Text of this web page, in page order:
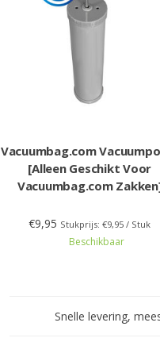
Vacuumbag.com
[Alleen Geschikt Voor
Vacuumbag.com
€9,95 Stukprijs: €9,95 / Stuk
Beschikbaar
Snelle levering,